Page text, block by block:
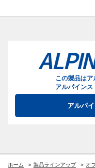
この製品はア
アルパイン
アルパ
ホーム 製品ラインアップ
オ